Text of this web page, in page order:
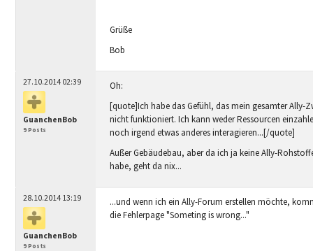
Grüße
Bob
27.10.2014 02:39
GuanchenBob
9 Posts
Oh:
[quote]Ich habe das Gefühl, das mein gesamter Ally-
nicht funktioniert. Ich kann weder Ressourcen
noch irgend etwas anderes interagieren...[/quote]
Außer Gebäudebau, aber da ich ja keine Ally-
habe, geht da nix...
28.10.2014 13:19
GuanchenBob
9 Posts
...und wenn ich ein Ally-Forum erstellen möchte,
die Fehlerpage "Someting is wrong..."